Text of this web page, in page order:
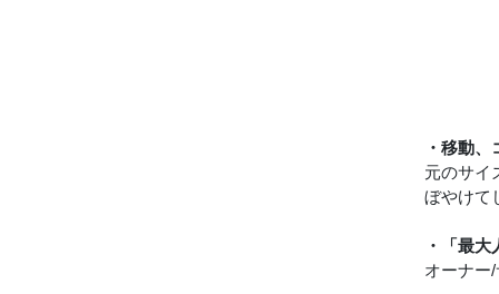
・移動
元のサイ
ぼやけて
・「最
オーナー